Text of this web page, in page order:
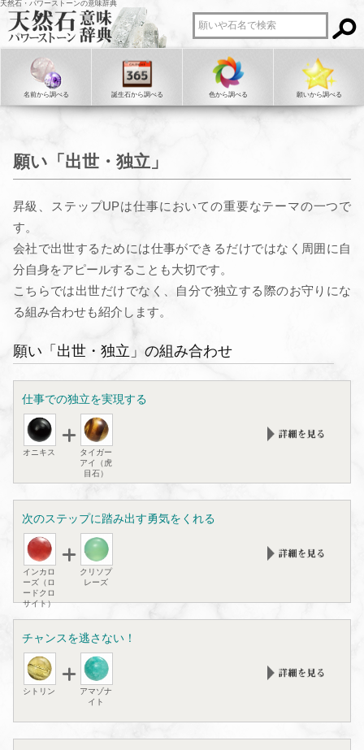
天然石・パワーストーンの意味辞典
名前から調べる 誕生石から調べる 色から調べる 願いから調べる
願い「出世・独立」
昇級、ステップUPは仕事においての重要なテーマの一つで
す。
会社で出世するためには仕事ができるだけではなく周囲に自
分自身をアピールすることも大切です。
こちらでは出世だけでなく、自分で独立する際のお守りにな
る組み合わせも紹介します。
願い「出世・独立」の組み合わせ
仕事での独立を実現する
オニキス
タイガー
アイ（虎
目石）
次のステップに踏み出す勇気をくれる
インカロ
ーズ（ロ
ードクロ
サイト）
クリソプ
レーズ
チャンスを逃さない！
シトリン
アマゾナ
イト